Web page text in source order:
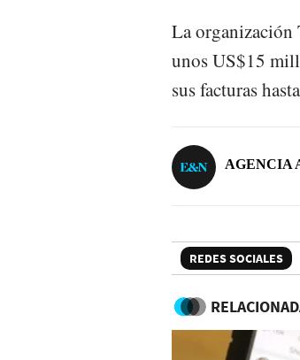
La
unos US$15
sus facturas
AGENCIA
REDES SOCIALES